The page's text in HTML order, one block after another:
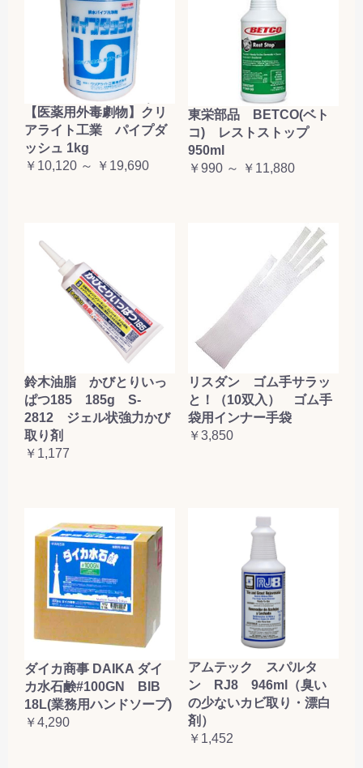
【医薬用外毒劇物】クリ
アライト工業 パイプダ
ッシュ 1kg
￥10,120 ～ ￥19,690
東栄部品 BETCO(ベト
コ) レストストップ
950ml
￥990 ～ ￥11,880
鈴木油脂 かびとりいっ
ぱつ185 185g S-
2812 ジェル状強力かび
取り剤
￥1,177
リスダン ゴム手サラッ
と！（10双入） ゴム手
袋用インナー手袋
￥3,850
ダイカ商事 DAIKA ダイ
カ水石鹸#100GN BIB
18L(業務用ハンドソープ)
￥4,290
アムテック スパルタ
ン RJ8 946ml（臭い
の少ないカビ取り・漂白
剤）
￥1,452